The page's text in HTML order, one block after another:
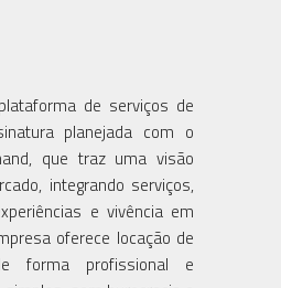
de serviços de
planejada com o
que traz uma visão
integrando serviços,
e vivência em
oferece locação de
forma profissional e